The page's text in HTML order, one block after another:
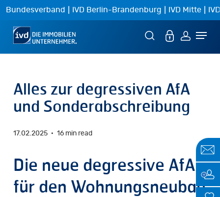
Skip
main
Bundesverband | IVD Berlin-Brandenburg | IVD Mitte |
Alles zur degressiven AfA
und Sonderabschreibung
17.02.2025 16 min read
Die neue degressive AfA
für den Wohnungsneubau